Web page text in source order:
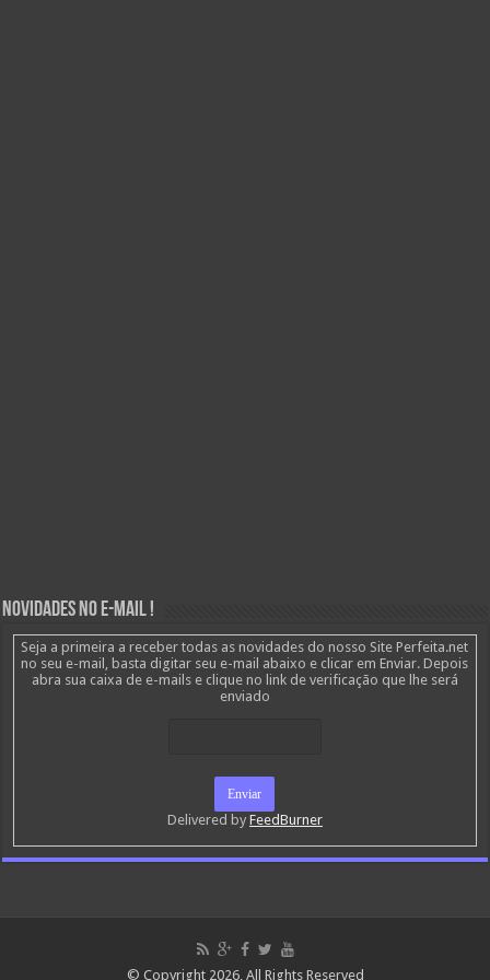
Novidades no E-mail !
Seja a primeira a receber todas as novidades do nosso Site Perfeita.net
no seu e-mail, basta digitar seu e-mail abaixo e clicar em Enviar. Depois
abra sua caixa de e-mails e clique no link de verificação que lhe será
enviado
Delivered by FeedBurner
© Copyright 2026, All Rights Reserved